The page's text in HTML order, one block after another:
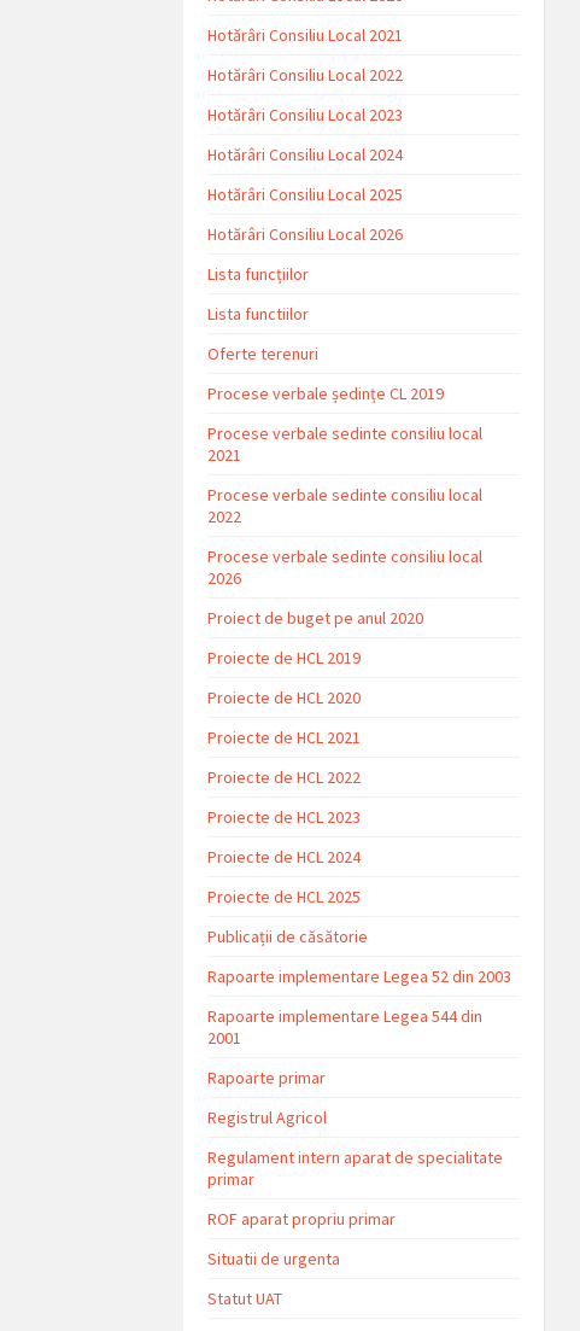
Hotărâri Consiliu Local 2021
Hotărâri Consiliu Local 2022
Hotărâri Consiliu Local 2023
Hotărâri Consiliu Local 2024
Hotărâri Consiliu Local 2025
Hotărâri Consiliu Local 2026
Lista funcțiilor
Lista functiilor
Oferte terenuri
Procese verbale ședințe CL 2019
Procese verbale sedinte consiliu local
2021
Procese verbale sedinte consiliu local
2022
Procese verbale sedinte consiliu local
2026
Proiect de buget pe anul 2020
Proiecte de HCL 2019
Proiecte de HCL 2020
Proiecte de HCL 2021
Proiecte de HCL 2022
Proiecte de HCL 2023
Proiecte de HCL 2024
Proiecte de HCL 2025
Publicații de căsătorie
Rapoarte implementare Legea 52 din 2003
Rapoarte implementare Legea 544 din
2001
Rapoarte primar
Registrul Agricol
Regulament intern aparat de specialitate
primar
ROF aparat propriu primar
Situatii de urgenta
Statut UAT